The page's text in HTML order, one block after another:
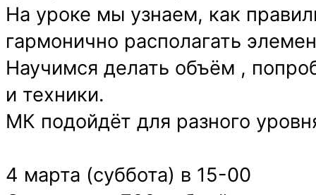
На уроке мы узнаем, как
гармонично располагать
Научимся делать объём ,
и техники.
МК подойдёт для разного
4 марта (суббота) в 15-00